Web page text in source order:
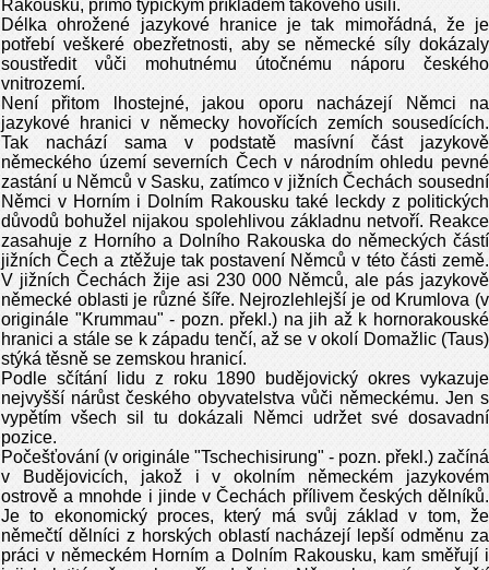
Rakousku, přímo typickým příkladem takového úsilí.
Délka ohrožené jazykové hranice je tak mimořádná, že je
potřebí veškeré obezřetnosti, aby se německé síly dokázaly
soustředit vůči mohutnému útočnému náporu českého
vnitrozemí.
Není přitom lhostejné, jakou oporu nacházejí Němci na
jazykové hranici v německy hovořících zemích sousedících.
Tak nachází sama v podstatě masívní část jazykově
německého území severních Čech v národním ohledu pevné
zastání u Němců v Sasku, zatímco v jižních Čechách sousední
Němci v Horním i Dolním Rakousku také leckdy z politických
důvodů bohužel nijakou spolehlivou základnu netvoří. Reakce
zasahuje z Horního a Dolního Rakouska do německých částí
jižních Čech a ztěžuje tak postavení Němců v této části země.
V jižních Čechách žije asi 230 000 Němců, ale pás jazykově
německé oblasti je různé šíře. Nejrozlehlejší je od Krumlova (v
originále "Krummau" - pozn. překl.) na jih až k hornorakouské
hranici a stále se k západu tenčí, až se v okolí Domažlic (Taus)
stýká těsně se zemskou hranicí.
Podle sčítání lidu z roku 1890 budějovický okres vykazuje
nejvyšší nárůst českého obyvatelstva vůči německému. Jen s
vypětím všech sil tu dokázali Němci udržet své dosavadní
pozice.
Počešťování (v originále "Tschechisirung" - pozn. překl.) začíná
v Budějovicích, jakož i v okolním německém jazykovém
ostrově a mnohde i jinde v Čechách přílivem českých dělníků.
Je to ekonomický proces, který má svůj základ v tom, že
němečtí dělníci z horských oblastí nacházejí lepší odměnu za
práci v německém Horním a Dolním Rakousku, kam směřují i